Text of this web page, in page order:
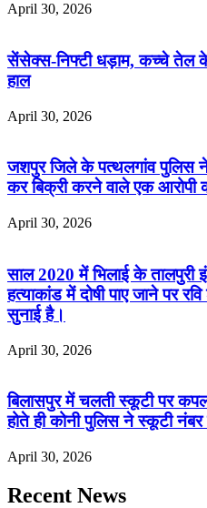
April 30, 2026
सेंसेक्स-निफ्टी धड़ाम, कच्चे तेल के
हाल
April 30, 2026
जशपुर जिले के पत्थलगांव पुलिस
कर बिक्री करने वाले एक आरोपी
April 30, 2026
साल 2020 में भिलाई के तालपुरी
हत्याकांड में दोषी पाए जाने पर
सुनाई है।
April 30, 2026
बिलासपुर में चलती स्कूटी पर
होते ही कोनी पुलिस ने स्कूटी
April 30, 2026
Recent News